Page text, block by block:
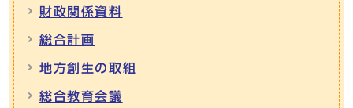
財政関係資料
総合計画
地方創生の取組
総合教育会議